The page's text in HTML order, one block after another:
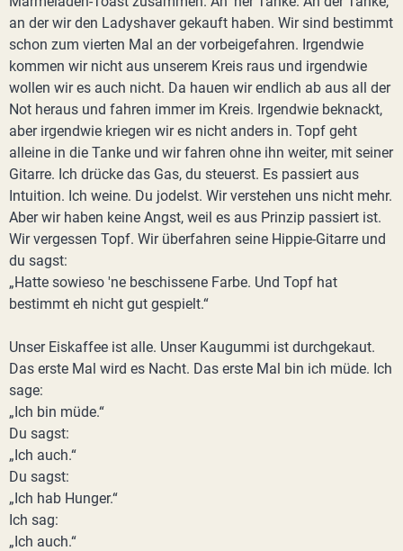
an der wir den Ladyshaver gekauft haben. Wir sind bestimmt
schon zum vierten Mal an der vorbeigefahren. Irgendwie
kommen wir nicht aus unserem Kreis raus und irgendwie
wollen wir es auch nicht. Da hauen wir endlich ab aus all der
Not heraus und fahren immer im Kreis. Irgendwie beknackt,
aber irgendwie kriegen wir es nicht anders in. Topf geht
alleine in die Tanke und wir fahren ohne ihn weiter, mit seiner
Gitarre. Ich drücke das Gas, du steuerst. Es passiert aus
Intuition. Ich weine. Du jodelst. Wir verstehen uns nicht mehr.
Aber wir haben keine Angst, weil es aus Prinzip passiert ist.
Wir vergessen Topf. Wir überfahren seine Hippie-Gitarre und
du sagst:
„Hatte sowieso 'ne beschissene Farbe. Und Topf hat
bestimmt eh nicht gut gespielt.“
Unser Eiskaffee ist alle. Unser Kaugummi ist durchgekaut.
Das erste Mal wird es Nacht. Das erste Mal bin ich müde. Ich
sage:
„Ich bin müde.“
Du sagst:
„Ich auch.“
Du sagst:
„Ich hab Hunger.“
Ich sag:
„Ich auch.“